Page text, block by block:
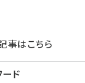
事はこちら
ド